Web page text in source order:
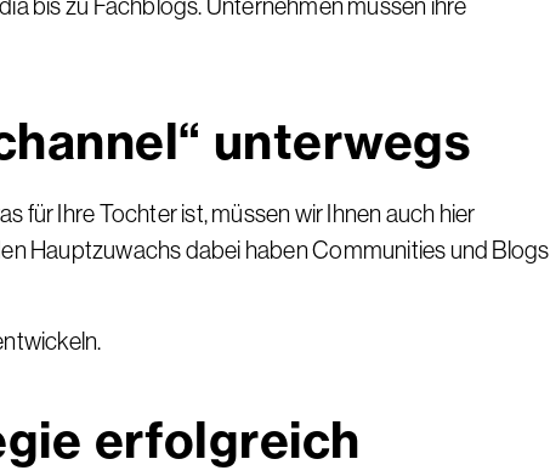
unterwegs
für Ihre Tochter ist, müssen wir Ihnen auch hier
Hauptzuwachs dabei haben Communities und Blogs
erfolgreich